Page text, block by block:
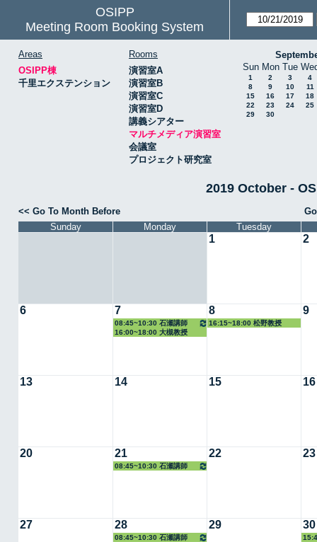
OSIPP
Meeting Room Booking System
Areas
OSIPP棟
千里エクステンション
Rooms
演習室A
演習室B
演習室C
演習室D
講義シアター
マルチメディア演習室
会議室
プロジェクト研究室
Sun Mon Tue
1 2 3
4
8
9 10
11
15
16 17
18
22
23 24
25
29
30
2019 October -
<< Go To Month Before
Sunday
Monday Tuesday
1 2
6 7
08:45~10:30 石瀬講師
16:00~18:00 大槻教授
8
16:15~18:00 松野教授
9
13 14 15 16
20 21
08:45~10:30 石瀬講師
22 23
27 28
08:45~10:30 石瀬講師
29 30